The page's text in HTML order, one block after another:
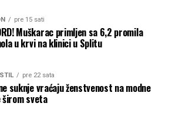
pre 15 sati
Muškarac primljen sa 6,2 promila
u krvi na klinici u Splitu
pre 22 sata
suknje vraćaju ženstvenost na modne
sveta